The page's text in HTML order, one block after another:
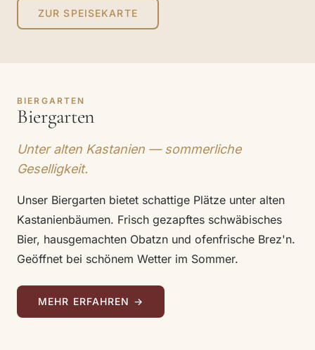
ZUR SPEISEKARTE
BIERGARTEN
Biergarten
Unter alten Kastanien — sommerliche
Geselligkeit.
Unser Biergarten bietet schattige Plätze unter alten
Kastanienbäumen. Frisch gezapftes schwäbisches
Bier, hausgemachten Obatzn und ofenfrische Brez'n.
Geöffnet bei schönem Wetter im Sommer.
MEHR ERFAHREN →